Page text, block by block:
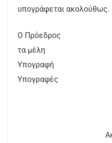
υπογράφεται ακολούθως.
Ο
τα μέλη
Υπογραφές
Ακριβές